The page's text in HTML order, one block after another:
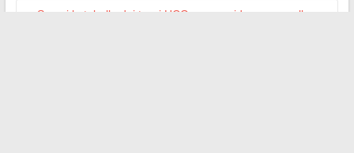
Scopri la tabella dei tassi HCG per gravidanza gemellare e